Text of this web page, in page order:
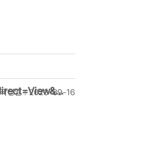
작성일 : 2023-09-16